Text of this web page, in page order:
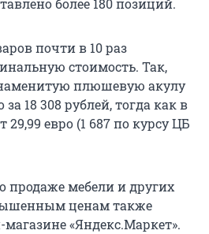
более 180 позиций.
почти в 10 раз
стоимость. Так,
плюшевую акулу
18 308 рублей, тогда как в
29,99 евро (1 687 по курсу ЦБ
продаже мебели и других
ценам также
«Яндекс.Маркет».